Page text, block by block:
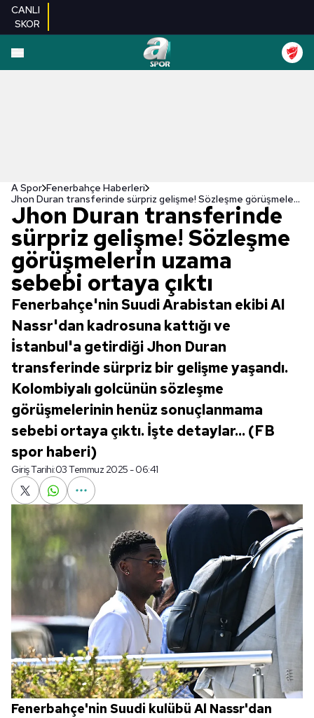
CANLI
SKOR
A Spor Fenerbahçe Haberleri
Jhon Duran transferinde sürpriz gelişme! Sözleşme görüşmelerin uzama sebebi ortaya çıktı
Jhon Duran transferinde
sürpriz gelişme! Sözleşme
görüşmelerin uzama
sebebi ortaya çıktı
Fenerbahçe'nin Suudi Arabistan ekibi Al
Nassr'dan kadrosuna kattığı ve
İstanbul'a getirdiği Jhon Duran
transferinde sürpriz bir gelişme yaşandı.
Kolombiyalı golcünün sözleşme
görüşmelerinin henüz sonuçlanmama
sebebi ortaya çıktı. İşte detaylar... (FB
spor haberi)
Giriş Tarihi:03 Temmuz 2025 - 06:41
Fenerbahçe'nin Suudi kulübü Al Nassr'dan